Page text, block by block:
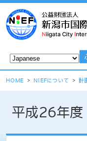
HOME > NIEFについて > 計
平成26年度